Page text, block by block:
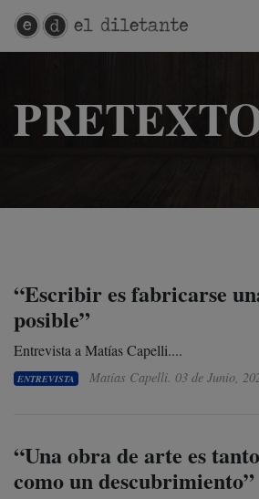
“Escribir es fabricarse
posible”
Entrevista a Matías Capelli....
ENTREVISTA Matías Capelli.03 de Junio,
“Una obra de arte es
como un descubrimiento”